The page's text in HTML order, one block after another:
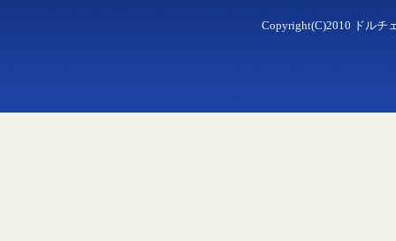
Copyright(C)2010 ドルチ